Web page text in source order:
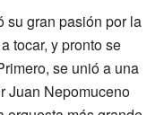
su gran pasión por la
tocar, y pronto se
se unió a una
Juan Nepomuceno